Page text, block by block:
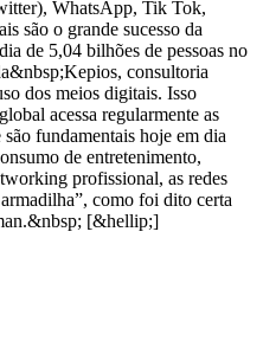
WhatsApp, Tik Tok,
são o grande sucesso da
de 5,04 bilhões de pessoas no
consultoria
dos meios digitais. Isso
acessa regularmente as
fundamentais hoje em dia
de entretenimento,
profissional, as redes
como foi dito certa
[&hellip;]